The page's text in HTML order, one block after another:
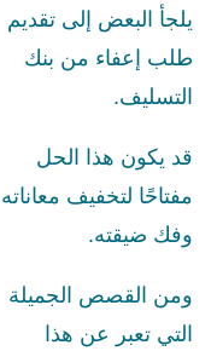
يلجأ البعض إلى تقديم
طلب إعفاء من بنك
التسليف.
قد يكون هذا الحل
مفتاحًا لتخفيف معاناته
وفك ضيقته.
ومن القصص الجميلة
التي تعبر عن هذا